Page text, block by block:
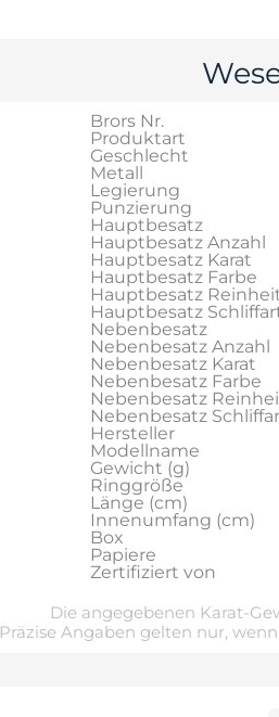
Brors Nr.
Produktart
Geschlecht
Metall
Legierung
Punzierung
Hauptbesatz
Hauptbesatz Anzahl
Hauptbesatz Karat
Hauptbesatz Farbe
Hauptbesatz
Hauptbesatz
Nebenbesatz
Nebenbesatz Anzahl
Nebenbesatz Karat
Nebenbesatz Farbe
Nebenbesatz
Nebenbesatz
Hersteller
Modellname
Gewicht (g)
Ringgröße
Länge (cm)
Innenumfang (cm)
Box
Papiere
Zertifiziert von
Die angegebenen Karat-
Präzise Angaben gelten nur,